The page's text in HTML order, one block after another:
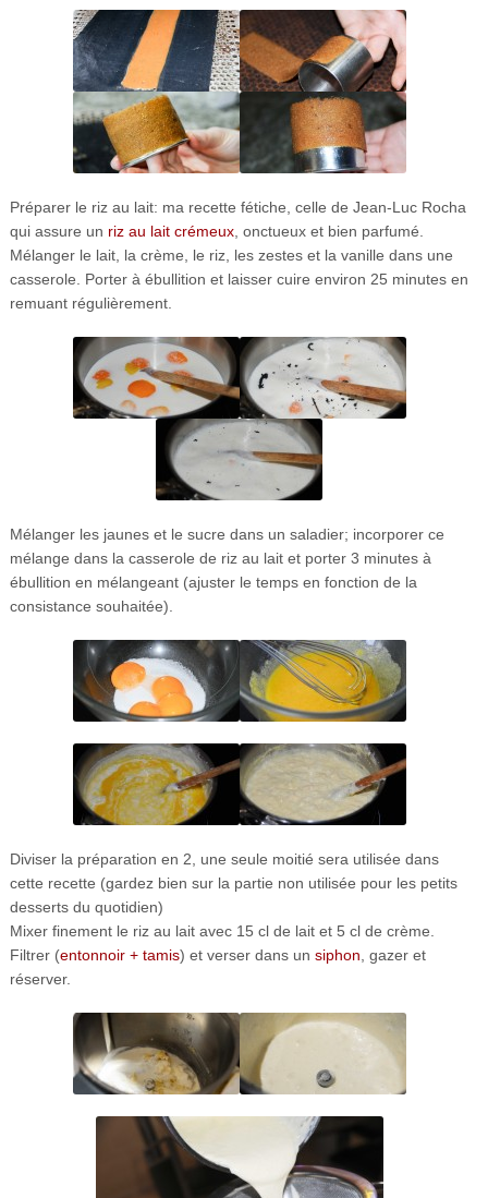
Préparer le riz au lait: ma recette fétiche, celle de Jean-Luc Rocha
qui assure un riz au lait crémeux, onctueux et bien parfumé.
Mélanger le lait, la crème, le riz, les zestes et la vanille dans une
casserole. Porter à ébullition et laisser cuire environ 25 minutes en
remuant régulièrement.
Mélanger les jaunes et le sucre dans un saladier; incorporer ce
mélange dans la casserole de riz au lait et porter 3 minutes à
ébullition en mélangeant (ajuster le temps en fonction de la
consistance souhaitée).
Diviser la préparation en 2, une seule moitié sera utilisée dans
cette recette (gardez bien sur la partie non utilisée pour les petits
desserts du quotidien)
Mixer finement le riz au lait avec 15 cl de lait et 5 cl de crème.
Filtrer (entonnoir + tamis) et verser dans un siphon , gazer et
réserver.